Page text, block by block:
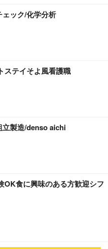
ック/化学分析
ステイそよ風看護職
立製造/denso aichi
OK食に興味のある方歓迎シフ